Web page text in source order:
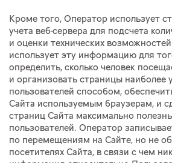
Кроме того, Оператор использует
учета веб-сервера для подсчета
и оценки технических
использует эту информацию для
определить, сколько человек
и организовать страницы наиболее
пользователей способом,
Сайта используемым браузерам, и
страниц Сайта максимально
пользователей. Оператор
по перемещениям на Сайте, но не
посетителях Сайта, в связи с чем